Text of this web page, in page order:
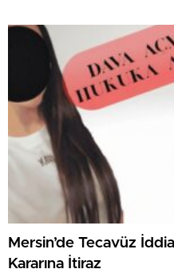
Mersin’de Tecavüz
Kararına İtiraz